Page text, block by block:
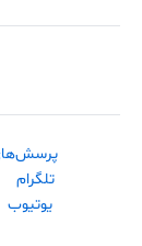
پرسش‌های
تلگرام
یوتیوب